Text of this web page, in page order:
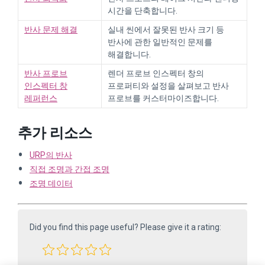
시간을 단축합니다.
반사 문제 해결
실내 씬에서 잘못된 반사 크기 등
반사에 관한 일반적인 문제를
해결합니다.
반사 프로브
인스펙터 창
레퍼런스
렌더 프로브 인스펙터 창의
프로퍼티와 설정을 살펴보고 반사
프로브를 커스터마이즈합니다.
추가 리소스
URP의 반사
직접 조명과 간접 조명
조명 데이터
Did you find this page useful? Please give it a rating: